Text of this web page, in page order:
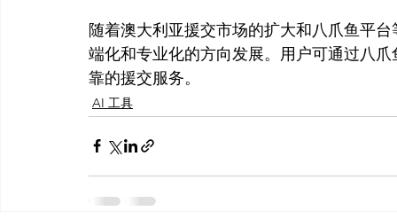
随着澳大利亚援交市场的扩大和八爪鱼平
端化和专业化的方向发展。用户可通过八
靠的援交服务。
AI 工具